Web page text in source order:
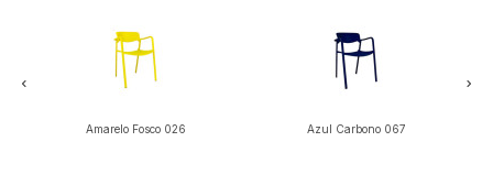
Amarelo Fosco 026 Azul Carbono 067